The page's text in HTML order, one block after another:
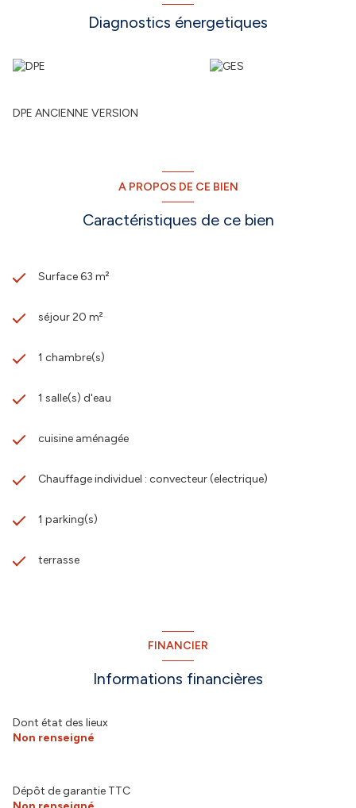
Diagnostics énergetiques
DPE ANCIENNE VERSION
A PROPOS DE CE BIEN
Caractéristiques de ce bien
Surface 63 m²
séjour 20 m²
1 chambre(s)
1 salle(s) d'eau
cuisine aménagée
Chauffage individuel : convecteur (electrique)
1 parking(s)
terrasse
FINANCIER
Informations financières
Dont état des lieux
Non renseigné
Dépôt de garantie TTC